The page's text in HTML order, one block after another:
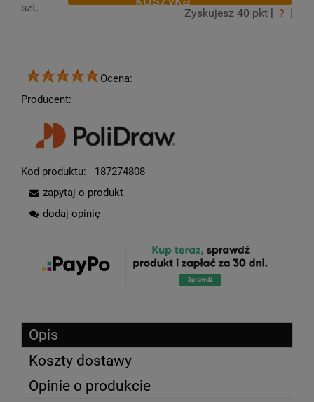
szt. Zyskujesz 40 pkt [ ? ]
Ocena:
Producent:
Kod produktu:
187274808
zapytaj o produkt
dodaj opinię
Opis
Koszty dostawy
Opinie o produkcie